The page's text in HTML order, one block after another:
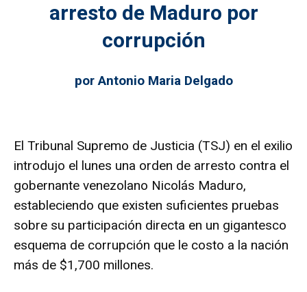
arresto de Maduro por
corrupción
por Antonio Maria Delgado
El Tribunal Supremo de Justicia (TSJ) en el exilio
introdujo el lunes una orden de arresto contra el
gobernante venezolano Nicolás Maduro,
estableciendo que existen suficientes pruebas
sobre su participación directa en un gigantesco
esquema de corrupción que le costo a la nación
más de $1,700 millones.